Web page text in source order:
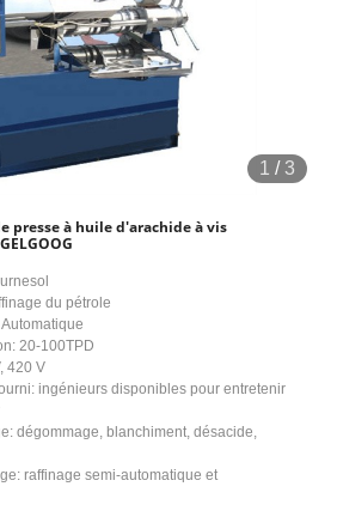
1 /3
presse à huile d'arachide à vis
du pétrole
20-100TPD
420 V
ingénieurs disponibles pour entretenir
dégommage, blanchiment, désacide,
raffinage semi-automatique et